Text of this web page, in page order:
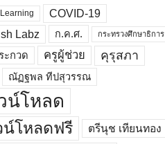
COVID-19
Labz
ก.ค.ศ. กระทรวงศึกษาธิการ
ะกวด ครูผู้ช่วย คุรุสภา
ณัฏฐพล ทีปสุวรรณ
น์โหลด
น์โหลดฟรี ตรีนุช เทียนทอง